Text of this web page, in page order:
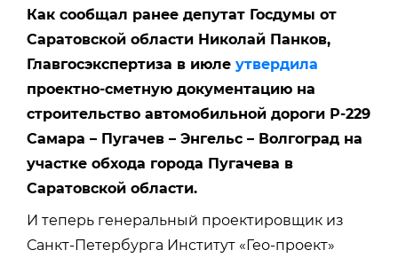
Как сообщал ранее депутат Госдумы от
Саратовской области Николай Панков,
Главгосэкспертиза в июле утвердила
проектно-сметную документацию на
строительство автомобильной дороги Р-229
Самара – Пугачев – Энгельс – Волгоград на
участке обхода города Пугачева в
Саратовской области.
И теперь генеральный проектировщик из
Санкт-Петербурга Институт «Гео-проект»